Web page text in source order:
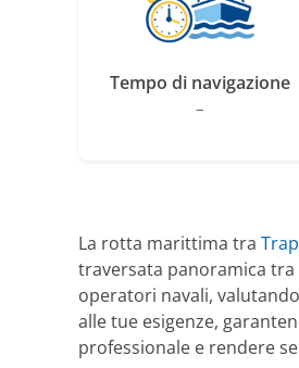
Tempo di navigazione
–
La rotta marittima tra
traversata panoramica
operatori navali,
alle tue esigenze,
professionale e rendere